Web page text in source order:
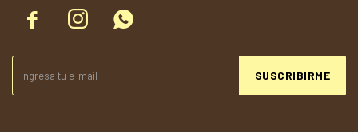
  
SUSCRIBIRME